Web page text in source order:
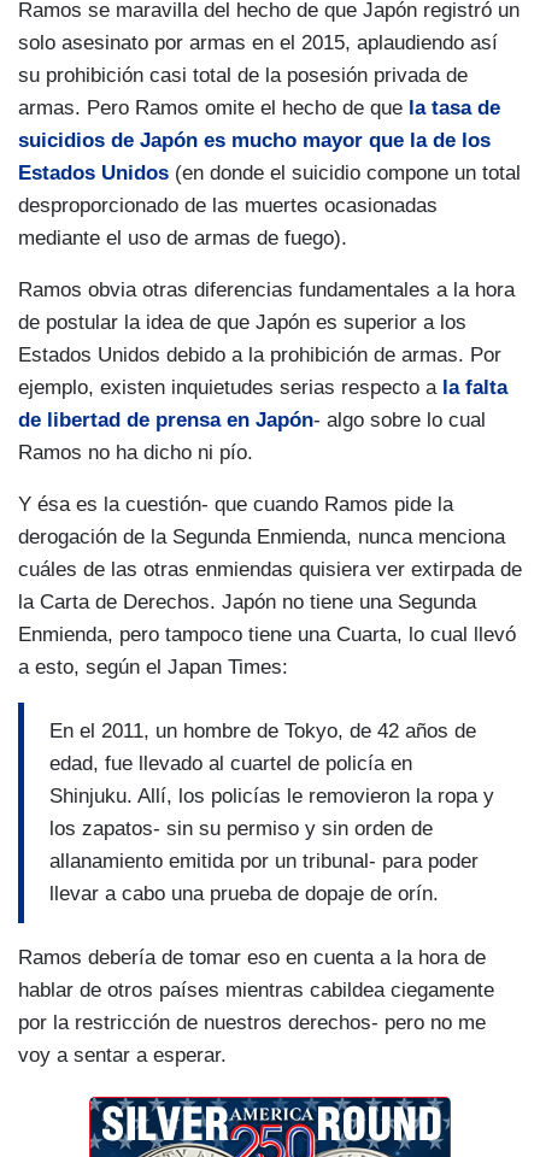
Ramos se maravilla del hecho de que Japón registró un
solo asesinato por armas en el 2015, aplaudiendo así
su prohibición casi total de la posesión privada de
armas. Pero Ramos omite el hecho de que la tasa de
suicidios de Japón es mucho mayor que la de los
Estados Unidos (en donde el suicidio compone un total
desproporcionado de las muertes ocasionadas
mediante el uso de armas de fuego).
Ramos obvia otras diferencias fundamentales a la hora
de postular la idea de que Japón es superior a los
Estados Unidos debido a la prohibición de armas. Por
ejemplo, existen inquietudes serias respecto a la falta
de libertad de prensa en Japón- algo sobre lo cual
Ramos no ha dicho ni pío.
Y ésa es la cuestión- que cuando Ramos pide la
derogación de la Segunda Enmienda, nunca menciona
cuáles de las otras enmiendas quisiera ver extirpada de
la Carta de Derechos. Japón no tiene una Segunda
Enmienda, pero tampoco tiene una Cuarta, lo cual llevó
a esto, según el Japan Times:
En el 2011, un hombre de Tokyo, de 42 años de
edad, fue llevado al cuartel de policía en
Shinjuku. Allí, los policías le removieron la ropa y
los zapatos- sin su permiso y sin orden de
allanamiento emitida por un tribunal- para poder
llevar a cabo una prueba de dopaje de orín.
Ramos debería de tomar eso en cuenta a la hora de
hablar de otros países mientras cabildea ciegamente
por la restricción de nuestros derechos- pero no me
voy a sentar a esperar.